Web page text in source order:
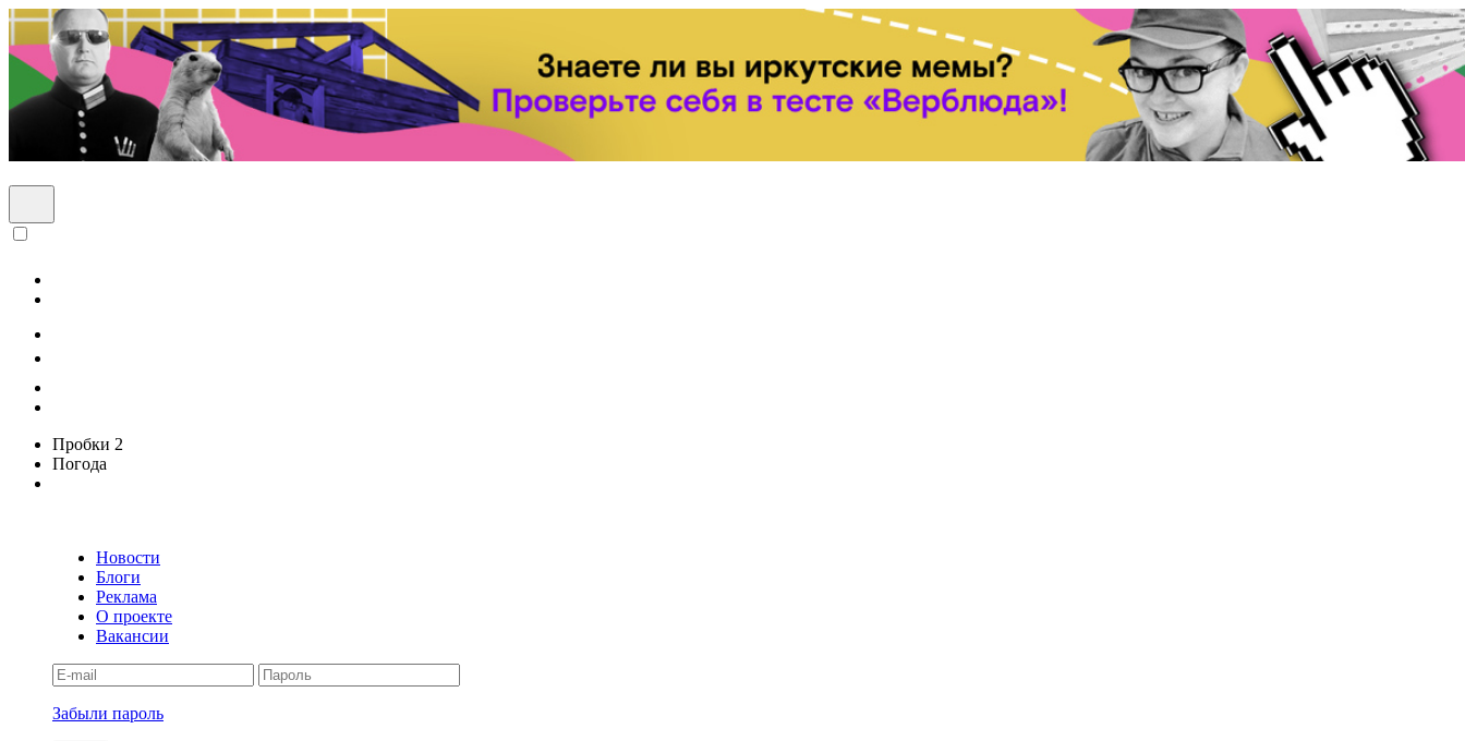
Пробки 2
Погода
Новости
Блоги
Реклама
О проекте
Вакансии
Забыли пароль